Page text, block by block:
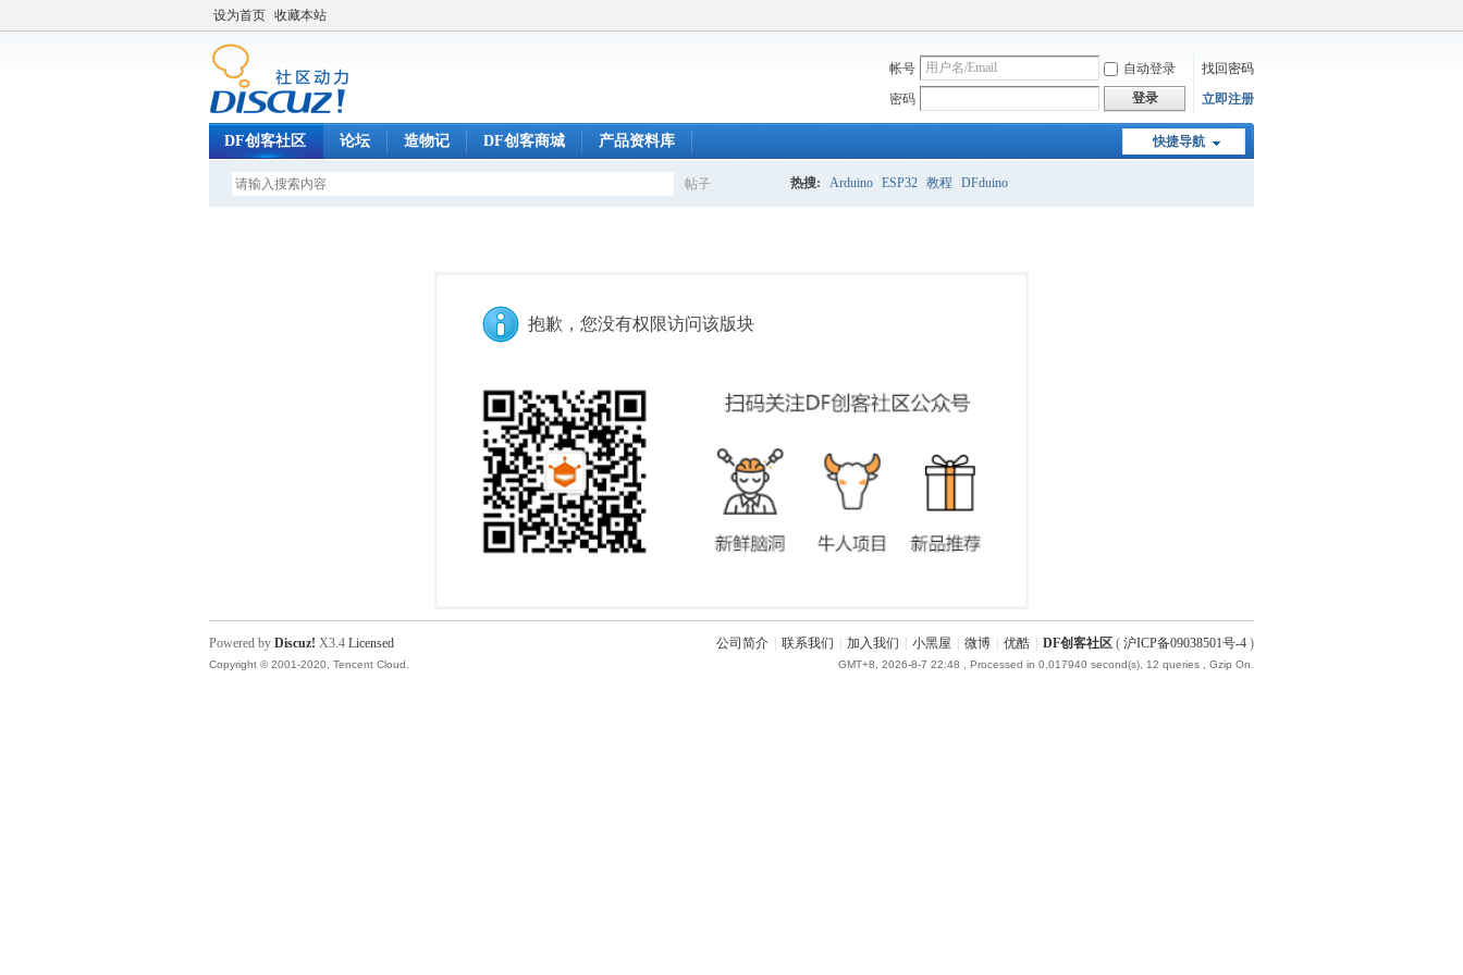
设为首页 收藏本站
帐号 自动登录
找回密码
密码
登录 立即注册
快捷导航
DF创客社区 论坛 造物记 DF创客商城 产品资料库
帖子 热搜: Arduino ESP32 教程 DFduino
抱歉，您没有权限访问该版块
公司简介 联系我们 加入我们 小黑屋 微博 优酷 DF创客社区 ( 沪ICP备09038501号-4 )
GMT+8, 2026-8-7 22:48 , Processed in 0.017940 second(s), 12 queries , Gzip On.
Powered by Discuz! X3.4 Licensed
Copyright © 2001-2020, Tencent Cloud.